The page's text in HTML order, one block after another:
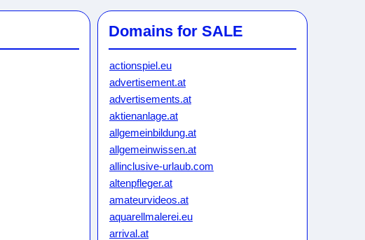
Domains for SALE
actionspiel.eu
advertisement.at
advertisements.at
aktienanlage.at
allgemeinbildung.at
allgemeinwissen.at
allinclusive-urlaub.com
altenpfleger.at
amateurvideos.at
aquarellmalerei.eu
arrival.at